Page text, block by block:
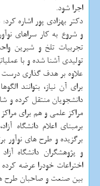
اجرا شود.
دكتر بهزادی پور اشاره
و شروع به كار سراهای
تجربیات تلخ و شیرین
تولیدی آشنا شده و با
علاوه بر هدف گذاری
برای آن نیاز، بتوانند
دانشجویان منتقل كرده و
مراكز علمی و هم برای
برمبنای اعلام دانشگاه
برگزیده و طرح های نوآور
و پژوهشگران دانشگاه
اختراعات خودرا عرضه
بین صنعت و صاحبان طرح